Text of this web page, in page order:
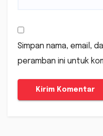
Simpan nama, email,
peramban ini untuk